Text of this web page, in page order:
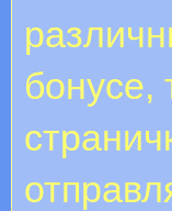
бонусе,